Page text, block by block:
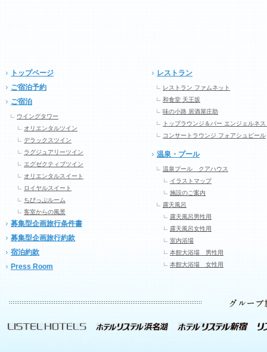
トップページ
ご宿泊予約
ご宿泊
ウイングタワー
オリエンタルツイン
デラックスツイン
ラグジュアリーツイン
エグゼクティブツイン
オリエンタルスイート
ロイヤルスイート
ちびっぷルーム
客室からの風景
募集型企画旅行条件書
募集型企画旅行約款
宿泊約款
Press Room
レストラン
レストラン ファムネット
和食堂 天王坂
味の小路 居酒屋庄助
トップラウンジ＆バー エンジェルネス
コンサートラウンジ フォアシュピール
温泉・プール
温泉プール クアハウス
イラストマップ
施設のご案内
露天風呂
露天風呂男性用
露天風呂女性用
室内浴場
本館大浴場 男性用
本館大浴場 女性用